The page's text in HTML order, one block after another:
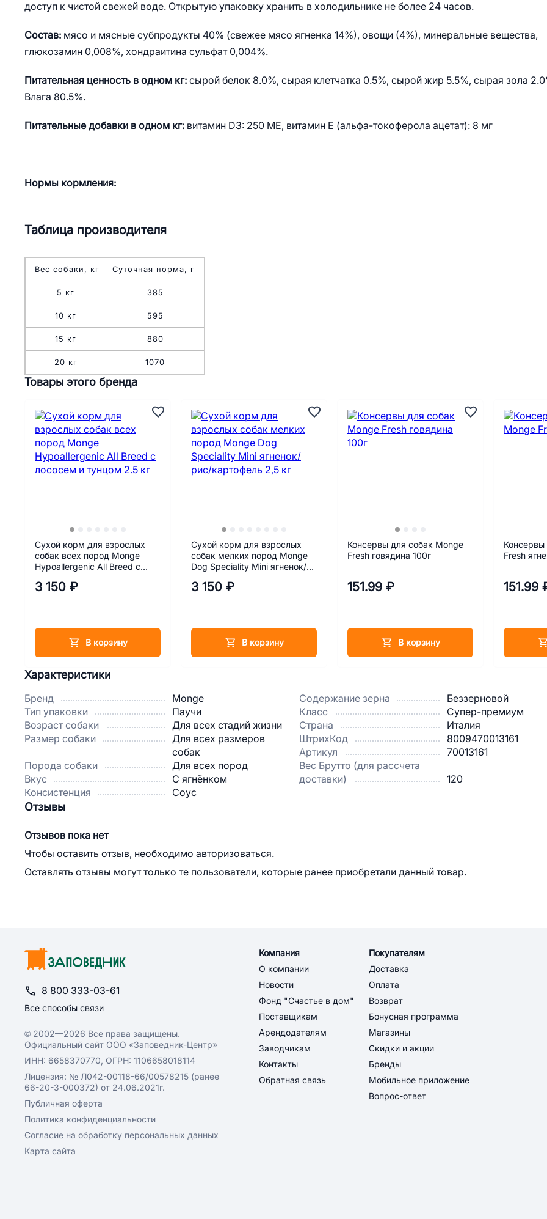
доступ к чистой свежей воде. Открытую упаковку хранить в холодильнике не более 24 часов.
Состав: мясо и мясные субпродукты 40% (свежее мясо ягненка 14%), овощи (4%), минеральные вещества,
глюкозамин 0,008%, хондраитина сульфат 0,004%.
Питательная ценность в одном кг: сырой белок 8.0%, сырая клетчатка 0.5%, сырой жир 5.5%, сырая зола
Влага 80.5%.
Питательные добавки в одном кг: витамин D3: 250 МЕ, витамин E (альфа-токоферола ацетат): 8 мг
Нормы кормления:
Таблица производителя
Вес собаки, кг Суточная норма, г
5 кг 385
10 кг 595
15 кг 880
20 кг 1070
Товары этого бренда
Сухой корм для взрослых
собак всех пород Monge
Hypoallergenic All Breed c
3 150 ₽
В корзину
Сухой корм для взрослых
собак мелких пород Monge
Dog Speciality Mini ягненок/
3 150 ₽
В корзину
Консервы для собак Monge
Fresh говядина 100г
151.99 ₽
В корзину
Консервы
Fresh
151.99
Характеристики
Бренд
Monge
Тип упаковки
Паучи
Возраст собаки
Для всех стадий жизни
Размер собаки
Для всех размеров
собак
Порода собаки
Для всех пород
Вкус
С ягнёнком
Консистенция
Соус
Содержание зерна
Беззерновой
Класс
Супер-премиум
Страна
Италия
ШтрихКод
8009470013161
Артикул
70013161
Вес Брутто (для рассчета
доставки)
120
Отзывы
Отзывов пока нет
Чтобы оставить отзыв, необходимо авторизоваться.
Оставлять отзывы могут только те пользователи, которые ранее приобретали данный товар.
8 800 333-03-61
Все способы связи
© 2002—2026 Все права защищены.
Официальный сайт ООО «Заповедник-Центр»
ИНН: 6658370770, ОГРН: 1106658018114
Лицензия: № Л042-00118-66/00578215 (ранее
66-20-3-000372) от 24.06.2021г.
Публичная оферта
Политика конфиденциальности
Согласие на обработку персональных данных
Карта сайта
Компания
О компании
Новости
Фонд "Счастье в дом"
Поставщикам
Арендодателям
Заводчикам
Контакты
Обратная связь
Покупателям
Доставка
Оплата
Возврат
Бонусная программа
Магазины
Скидки и акции
Бренды
Мобильное приложение
Вопрос-ответ